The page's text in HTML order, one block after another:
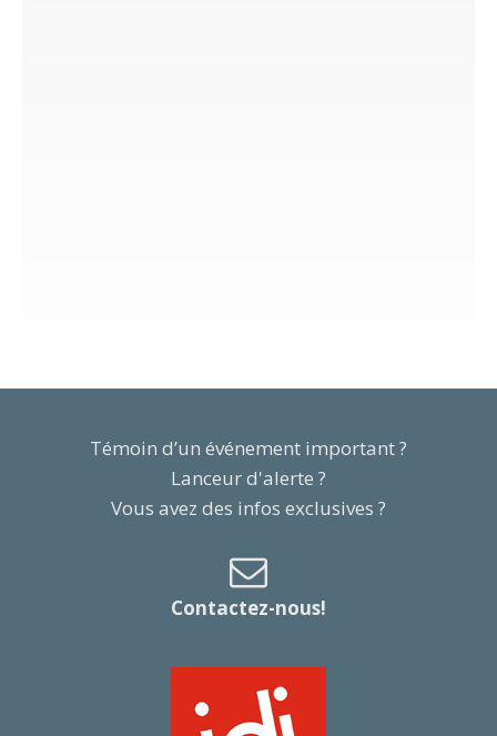
Témoin d’un événement important ?
Lanceur d'alerte ?
Vous avez des infos exclusives ?
Contactez-nous!